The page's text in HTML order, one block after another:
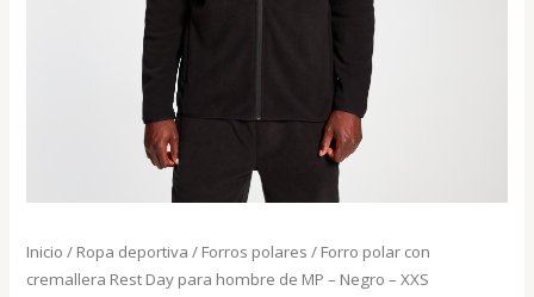
Inicio / Ropa deportiva / Forros polares / Forro polar con
cremallera Rest Day para hombre de MP – Negro – XXS